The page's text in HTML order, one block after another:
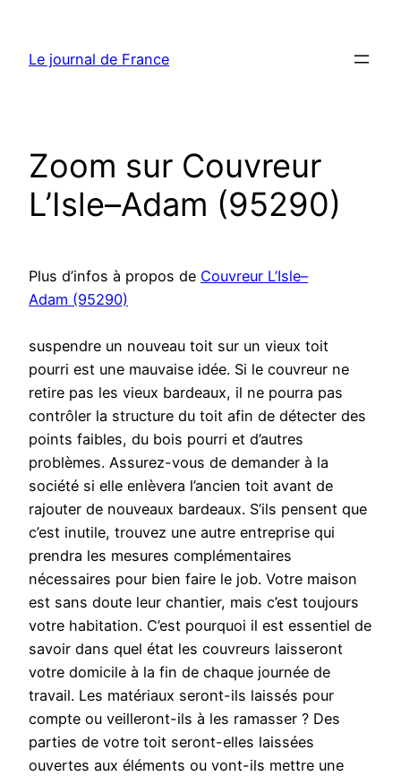
contenu
Le journal de France
Zoom sur Couvreur
L’Isle–Adam (95290)
Plus d’infos à propos de Couvreur L’Isle–
Adam (95290)
suspendre un nouveau toit sur un vieux toit
pourri est une mauvaise idée. Si le couvreur ne
retire pas les vieux bardeaux, il ne pourra pas
contrôler la structure du toit afin de détecter des
points faibles, du bois pourri et d’autres
problèmes. Assurez-vous de demander à la
société si elle enlèvera l’ancien toit avant de
rajouter de nouveaux bardeaux. S’ils pensent que
c’est inutile, trouvez une autre entreprise qui
prendra les mesures complémentaires
nécessaires pour bien faire le job. Votre maison
est sans doute leur chantier, mais c’est toujours
votre habitation. C’est pourquoi il est essentiel de
savoir dans quel état les couvreurs laisseront
votre domicile à la fin de chaque journée de
travail. Les matériaux seront-ils laissés pour
compte ou veilleront-ils à les ramasser ? Des
parties de votre toit seront-elles laissées
ouvertes aux éléments ou vont-ils mettre une